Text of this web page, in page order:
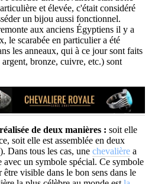
et élevée, c'était considéré
un bijou aussi fonctionnel.
aux anciens Égyptiens il y a
le scarabée en particulier a été
les anneaux, qui à ce jour sont faits
bronze, cuivre, etc.) sont
de deux manières : soit elle
soit elle est assemblée en deux
Dans tous les cas, une chevalière a
avec un symbole spécial. Ce symbole
visible dans le bon sens dans le